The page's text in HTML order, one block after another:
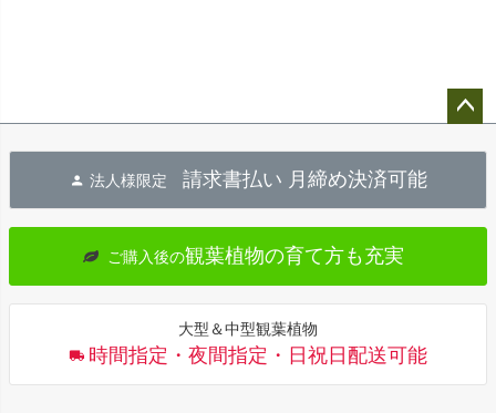
へ
法人様限定 請求書払い 月締め決済可能
ご購入後の観葉植物の育て方も充実
大型＆中型観葉植物
時間指定・夜間指定・日祝日配送可能